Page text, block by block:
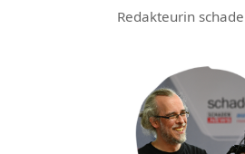
Redakteurin